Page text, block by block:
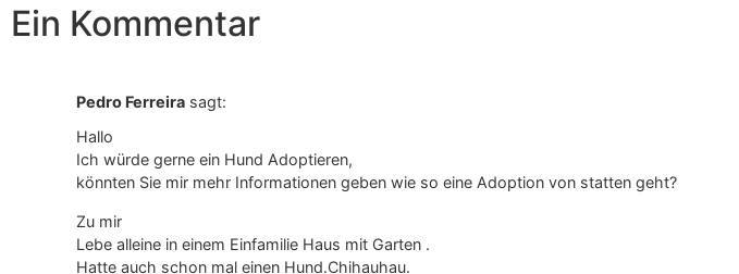
Ein Kommentar
Pedro Ferreira sagt:
Hallo
Ich würde gerne ein Hund Adoptieren,
könnten Sie mir mehr Informationen geben wie so eine Adoption von statten geht?
Zu mir
Lebe alleine in einem Einfamilie Haus mit Garten .
Hatte auch schon mal einen Hund.Chihauhau.